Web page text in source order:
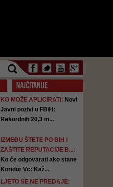
NAJČITANIJE
KO MOŽE APLICIRATI: Novi
Javni pozivi u FBiH:
Rekordnih 20,3 m...
IZMEĐU ŠTETE PO BIH I
ZAŠTITE REPUTACIJE B...:
Ko će odgovarati ako stane
Koridor Vc: Kaž...
LJETO SE NE PREDAJE: